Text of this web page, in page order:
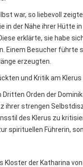
war, so liebevoll
in der Nähe ihrer Hütte
erklärte, sie habe
Einem Besucher führte
erzeugten.
und Kritik am Klerus
Dritten Orden der
ihrer strengen
des Klerus zu
spirituellen Führerin,
Kloster der Katharina